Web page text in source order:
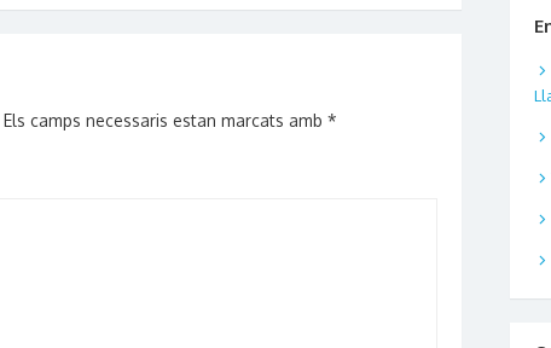
Els camps necessaris estan marcats amb *